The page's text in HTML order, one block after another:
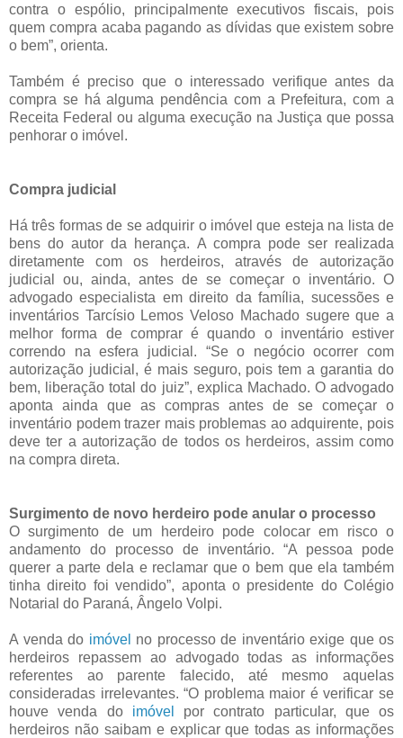
contra o espólio, principalmente executivos fiscais, pois
quem compra acaba pagando as dívidas que existem sobre
o bem”, orienta.
Também é preciso que o interessado verifique antes da
compra se há alguma pendência com a Prefeitura, com a
Receita Federal ou alguma execução na Justiça que possa
penhorar o imóvel.
Compra judicial
Há três formas de se adquirir o imóvel que esteja na lista de
bens do autor da herança. A compra pode ser realizada
diretamente com os herdeiros, através de autorização
judicial ou, ainda, antes de se começar o inventário. O
advogado especialista em direito da família, sucessões e
inventários Tarcísio Lemos Veloso Machado sugere que a
melhor forma de comprar é quando o inventário estiver
correndo na esfera judicial. “Se o negócio ocorrer com
autorização judicial, é mais seguro, pois tem a garantia do
bem, liberação total do juiz”, explica Machado. O advogado
aponta ainda que as compras antes de se começar o
inventário podem trazer mais problemas ao adquirente, pois
deve ter a autorização de todos os herdeiros, assim como
na compra direta.
Surgimento de novo herdeiro pode anular o processo
O surgimento de um herdeiro pode colocar em risco o
andamento do processo de inventário. “A pessoa pode
querer a parte dela e reclamar que o bem que ela também
tinha direito foi vendido”, aponta o presidente do Colégio
Notarial do Paraná, Ângelo Volpi.
A venda do imóvel no processo de inventário exige que os
herdeiros repassem ao advogado todas as informações
referentes ao parente falecido, até mesmo aquelas
consideradas irrelevantes. “O problema maior é verificar se
houve venda do imóvel
por contrato particular, que os
herdeiros não saibam e explicar que todas as informações